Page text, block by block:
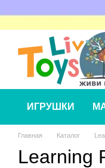
ИГРУШКИ
Главная Каталог
Learning